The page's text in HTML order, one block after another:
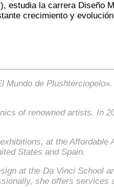
estudia la carrera Diseño
crecimiento y
de
of renowned artists. In
at the
States and Spain.
at the Da Vinci School
she offers services